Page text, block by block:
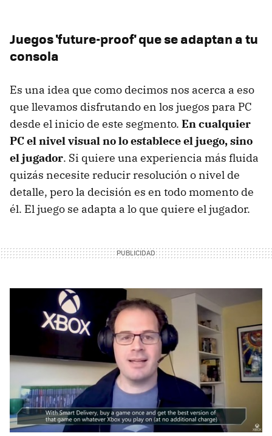
Juegos 'future-proof' que se adaptan a tu
consola
Es una idea que como decimos nos acerca a eso
que llevamos disfrutando en los juegos para PC
desde el inicio de este segmento. En cualquier
PC el nivel visual no lo establece el juego, sino
el jugador. Si quiere una experiencia más fluida
quizás necesite reducir resolución o nivel de
detalle, pero la decisión es en todo momento de
él. El juego se adapta a lo que quiere el jugador.